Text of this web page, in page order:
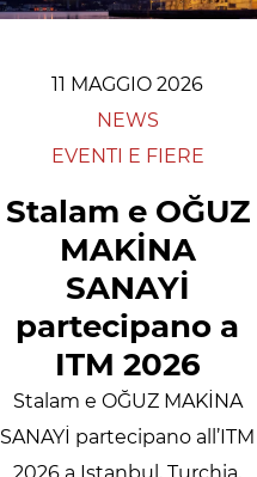
11 MAGGIO 2026
NEWS
EVENTI E FIERE
Stalam e OĞUZ
MAKİNA
SANAYİ
partecipano a
ITM 2026
Stalam e OĞUZ MAKİNA
SANAYİ partecipano all’ITM